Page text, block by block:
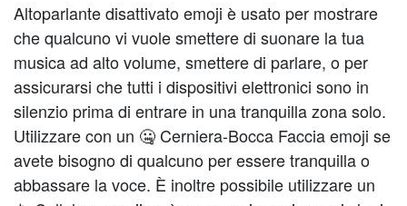
Altoparlante disattivato emoji è usato per mostrare
che qualcuno vi vuole smettere di suonare la tua
musica ad alto volume, smettere di parlare, o per
assicurarsi che tutti i dispositivi elettronici sono in
silenzio prima di entrare in una tranquilla zona solo.
Utilizzare con un 🤐 Cerniera-Bocca Faccia emoji se
avete bisogno di qualcuno per essere tranquilla o
abbassare la voce. È inoltre possibile utilizzare un